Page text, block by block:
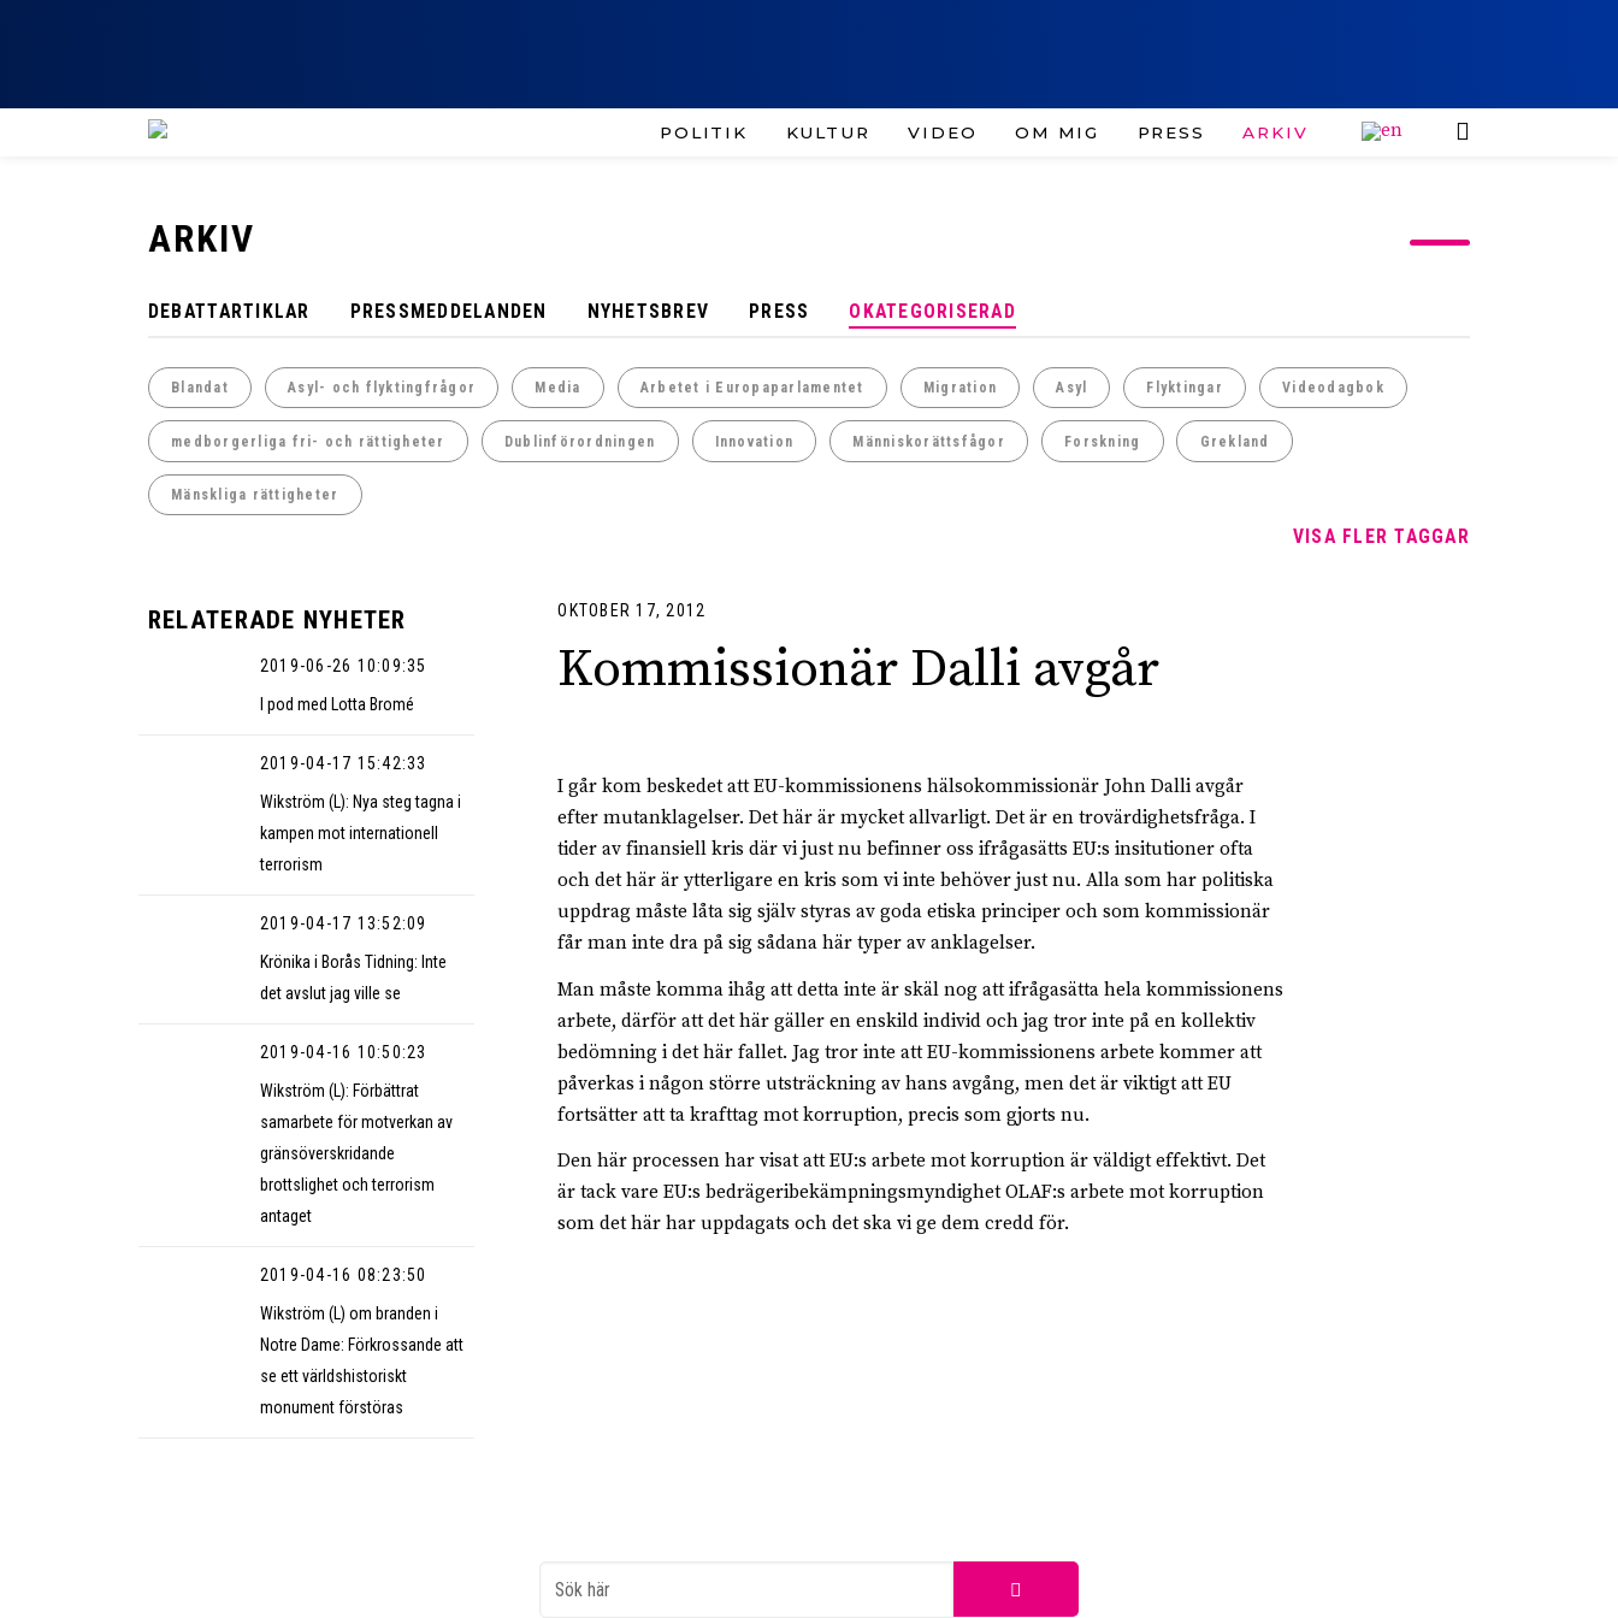
POLITIK KULTUR VIDEO OM MIG PRESS ARKIV
ARKIV
DEBATTARTIKLAR PRESSMEDDELANDEN NYHETSBREV PRESS OKATEGORISERAD
Blandat Asyl- och flyktingfrågor Media Arbetet i Europaparlamentet Migration Asyl Flyktingar Videodagbok
medborgerliga fri- och rättigheter Dublinförordningen Innovation Människorättsfågor Forskning Grekland
Mänskliga rättigheter
VISA FLER TAGGAR
RELATERADE NYHETER
2019-06-26 10:09:35
I pod med Lotta Bromé
2019-04-17 15:42:33
Wikström (L): Nya steg tagna i
kampen mot internationell
terrorism
2019-04-17 13:52:09
Krönika i Borås Tidning: Inte
det avslut jag ville se
2019-04-16 10:50:23
Wikström (L): Förbättrat
samarbete för motverkan av
gränsöverskridande
brottslighet och terrorism
antaget
2019-04-16 08:23:50
Wikström (L) om branden i
Notre Dame: Förkrossande att
se ett världshistoriskt
monument förstöras
OKTOBER 17, 2012
Kommissionär Dalli avgår
I går kom beskedet att EU-kommissionens hälsokommissionär John Dalli avgår
efter mutanklagelser. Det här är mycket allvarligt. Det är en trovärdighetsfråga. I
tider av finansiell kris där vi just nu befinner oss ifrågasätts EU:s insitutioner ofta
och det här är ytterligare en kris som vi inte behöver just nu. Alla som har politiska
uppdrag måste låta sig själv styras av goda etiska principer och som kommissionär
får man inte dra på sig sådana här typer av anklagelser.
Man måste komma ihåg att detta inte är skäl nog att ifrågasätta hela kommissionens
arbete, därför att det här gäller en enskild individ och jag tror inte på en kollektiv
bedömning i det här fallet. Jag tror inte att EU-kommissionens arbete kommer att
påverkas i någon större utsträckning av hans avgång, men det är viktigt att EU
fortsätter att ta krafttag mot korruption, precis som gjorts nu.
Den här processen har visat att EU:s arbete mot korruption är väldigt effektivt. Det
är tack vare EU:s bedrägeribekämpningsmyndighet OLAF:s arbete mot korruption
som det här har uppdagats och det ska vi ge dem credd för.